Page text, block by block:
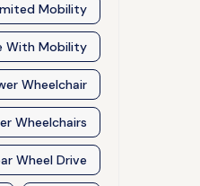
Mobility
With Mobility
Wheelchair
Wheelchairs
Wheel Drive